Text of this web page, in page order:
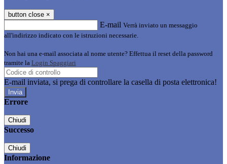
button close ×
E-mail Verrà inviato un messaggio
all'indirizzo indicato con le istruzioni necessarie.
Non hai una e-mail associata al nome utente? Effettua il reset della password
tramite la Login Spaggiari
E-mail inviata, si prega di controllare la casella di posta elettronica!
Errore
Chiudi
Successo
Chiudi
Informazione